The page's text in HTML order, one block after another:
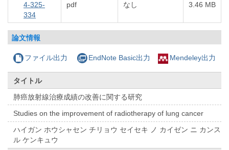
4-325-
334
pdf なし 3.46 MB
論文情報
ファイル出力 EndNote Basic出力 Mendeley出力
タイトル
肺癌放射線治療成績の改善に関する研究
Studies on the improvement of radiotherapy of lung cancer
ハイガン ホウシャセン チリョウ セイセキ ノ カイゼン ニ カンス
ル ケンキュウ